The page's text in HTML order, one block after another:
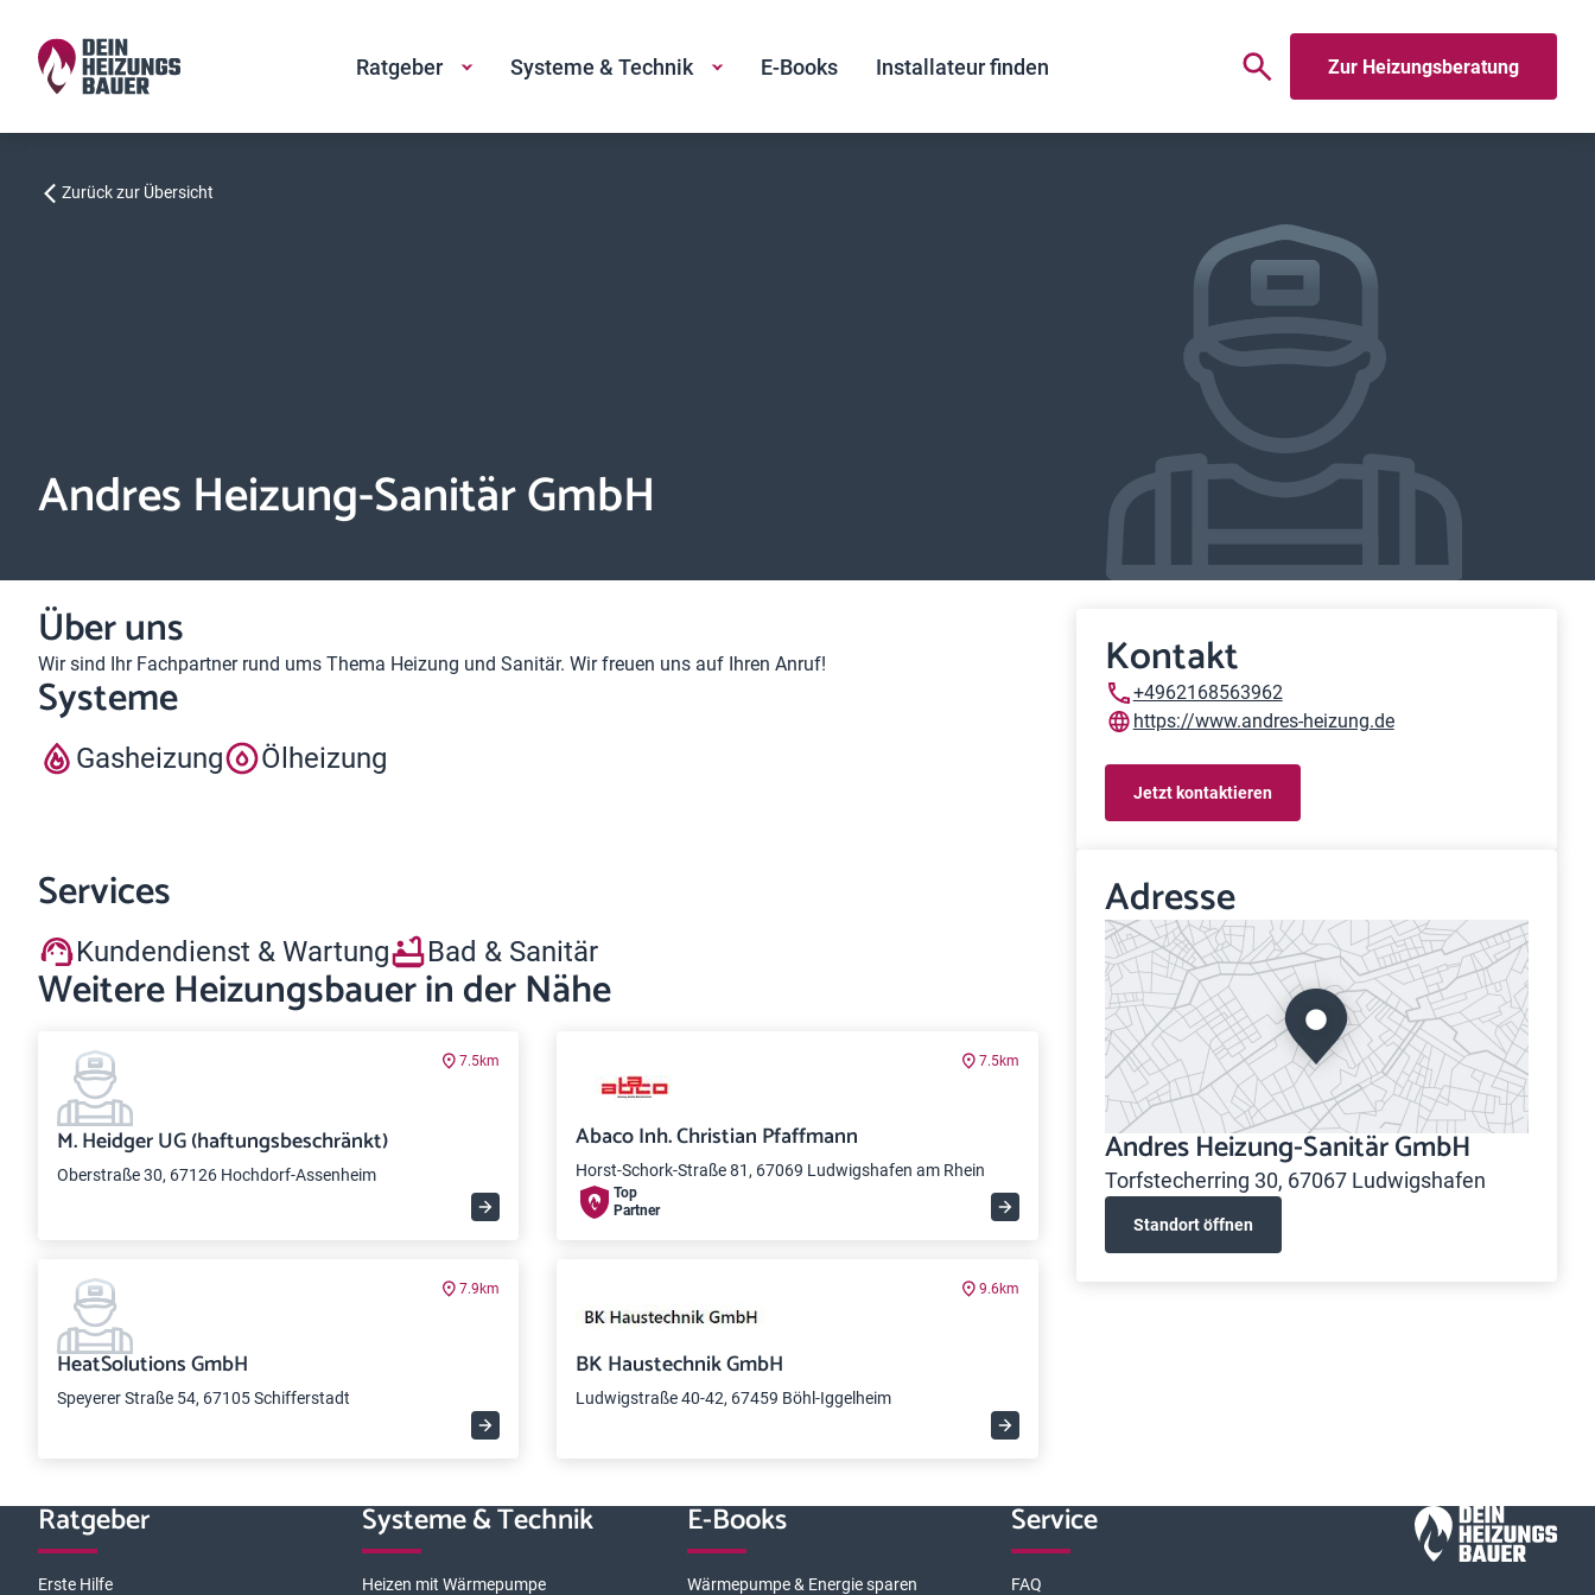
Ratgeber Systeme & Technik E-Books Installateur finden Zur Heizungsberatung
Zurück zur Übersicht
Andres Heizung-Sanitär GmbH
Über uns
Wir sind Ihr Fachpartner rund ums Thema Heizung und Sanitär. Wir freuen uns auf Ihren Anruf!
Systeme
Gasheizung Ölheizung
Services
Kundendienst & Wartung Bad & Sanitär
Weitere Heizungsbauer in der Nähe
7.5km
M. Heidger UG (haftungsbeschränkt)
Oberstraße 30, 67126 Hochdorf-Assenheim
7.5km
Abaco Inh. Christian Pfaffmann
Horst-Schork-Straße 81, 67069 Ludwigshafen am Rhein
Top
Partner
7.9km
HeatSolutions GmbH
Speyerer Straße 54, 67105 Schifferstadt
9.6km
BK Haustechnik GmbH
Ludwigstraße 40-42, 67459 Böhl-Iggelheim
Kontakt
+4962168563962
https://www.andres-heizung.de
Jetzt kontaktieren
Adresse
Andres Heizung-Sanitär GmbH
Torfstecherring 30, 67067 Ludwigshafen
Standort öffnen
Ratgeber
Erste Hilfe
Systeme & Technik
Heizen mit Wärmepumpe
E-Books
Wärmepumpe & Energie sparen
Service
FAQ